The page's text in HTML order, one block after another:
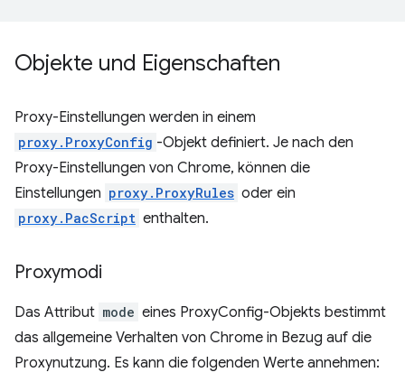
Objekte und Eigenschaften
Proxy-Einstellungen werden in einem
proxy.ProxyConfig -Objekt definiert. Je nach den
Proxy-Einstellungen von Chrome, können die
Einstellungen proxy.ProxyRules oder ein
proxy.PacScript enthalten.
Proxymodi
Das Attribut mode eines ProxyConfig-Objekts bestimmt
das allgemeine Verhalten von Chrome in Bezug auf die
Proxynutzung. Es kann die folgenden Werte annehmen: